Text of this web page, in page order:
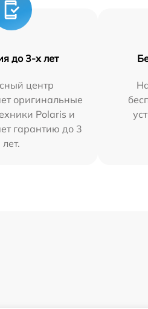
до 3-х лет
центр
оригинальные
Polaris и
гарантию до 3
лет.